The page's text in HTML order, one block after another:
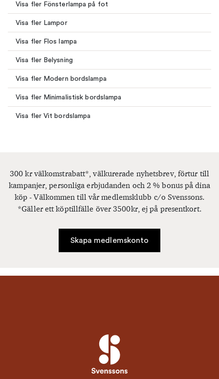
Visa fler Fönsterlampa på fot
Visa fler Lampor
Visa fler Flos lampa
Visa fler Belysning
Visa fler Modern bordslampa
Visa fler Minimalistisk bordslampa
Visa fler Vit bordslampa
300 kr välkomstrabatt*, välkurerade nyhetsbrev, förtur till
kampanjer, personliga erbjudanden och 2 % bonus på dina
köp - Välkommen till vår medlemsklubb c/o Svenssons.
*Gäller ett köptillfälle över 3500kr, ej på presentkort.
Skapa medlemskonto